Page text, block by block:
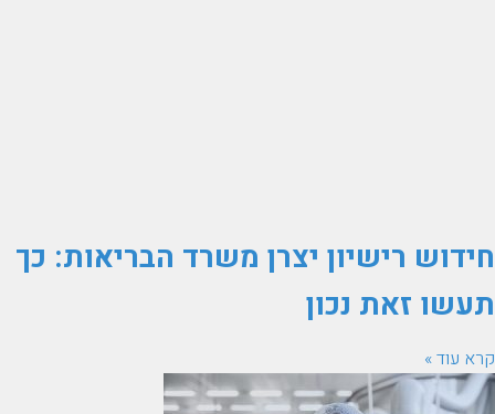
חידוש רישיון יצרן משרד הבריאות: כך
תעשו זאת נכון
קרא עוד »